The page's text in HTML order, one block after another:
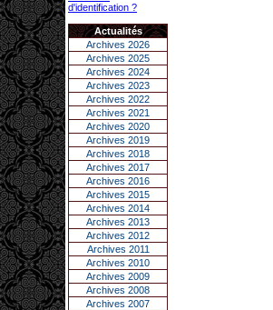
d'identification ?
Actualités
Archives 2026
Archives 2025
Archives 2024
Archives 2023
Archives 2022
Archives 2021
Archives 2020
Archives 2019
Archives 2018
Archives 2017
Archives 2016
Archives 2015
Archives 2014
Archives 2013
Archives 2012
Archives 2011
Archives 2010
Archives 2009
Archives 2008
Archives 2007